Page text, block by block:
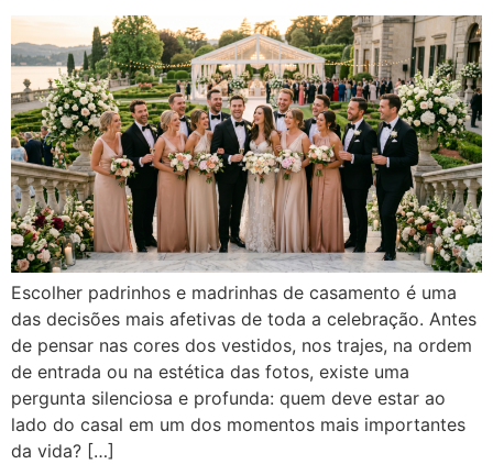
Escolher padrinhos e madrinhas de casamento é uma
das decisões mais afetivas de toda a celebração. Antes
de pensar nas cores dos vestidos, nos trajes, na ordem
de entrada ou na estética das fotos, existe uma
pergunta silenciosa e profunda: quem deve estar ao
lado do casal em um dos momentos mais importantes
da vida? […]